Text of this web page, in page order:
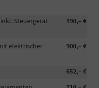
190,– €
Steuergerät
900,– €
elektrischer
652,– €